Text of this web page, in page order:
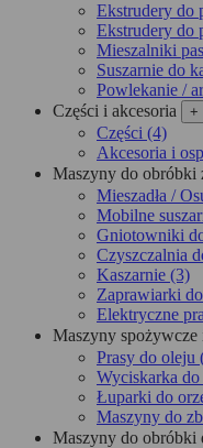
Ekstrudery do
Ekstrudery do
Mieszalniki
Suszarnie do
Powlekanie /
Części i akcesoria
+
Części (4)
Akcesoria i
Maszyny do obróbki
Mieszadła /
Mobilne
Gniotowniki
Czyszczalnia
Kaszarnie (3)
Zaprawiarki
Elektryczne
Maszyny spożywcze
Prasy do oleju
Wyciskarka
Łuparki do
Maszyny do
Maszyny do obróbki